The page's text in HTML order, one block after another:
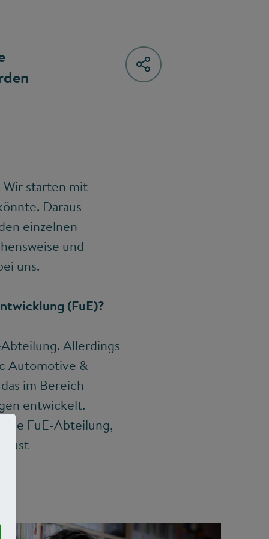
starten mit
Daraus
einzelnen
und
uns.
(FuE)?
Allerdings
Automotive &
im Bereich
entwickelt.
FuE-Abteilung,